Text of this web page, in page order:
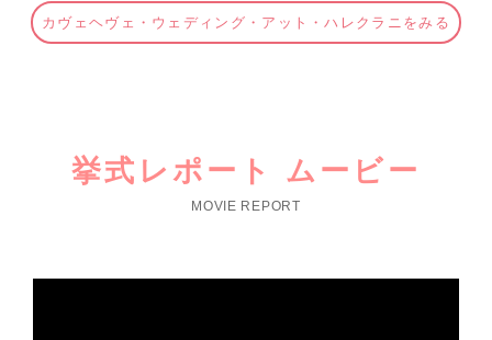
カヴェヘヴェ・ウェディング・アット・ハレクラニをみる
挙式レポート ムービー
MOVIE REPORT